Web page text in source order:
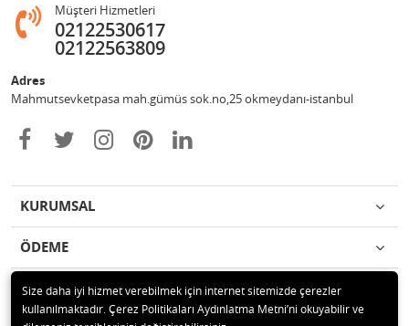
Müşteri Hizmetleri
02122530617
02122563809
Adres
Mahmutsevketpasa mah.gümüs sok.no,25 okmeydanı-istanbul
KURUMSAL
ÖDEME
İLETİŞİM
Size daha iyi hizmet verebilmek için internet sitemizde çerezler
kullanılmaktadır. Çerez Politikaları Aydınlatma Metni’ni okuyabilir ve